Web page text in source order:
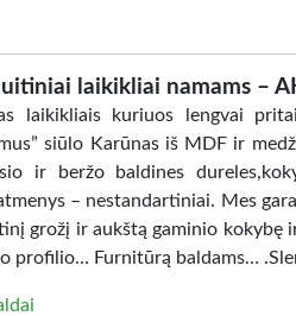
laikikliai namams –
laikikliais kuriuos lengvai
siūlo Karūnas iš MDF ir
ir beržo baldines
– nestandartiniai. Mes
grožį ir aukštą gaminio kokybę
profilio… Furnitūrą baldams…